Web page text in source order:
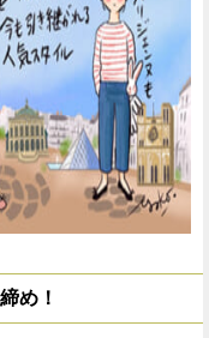
め！